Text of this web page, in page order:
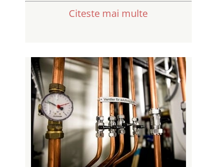
Citeste mai multe